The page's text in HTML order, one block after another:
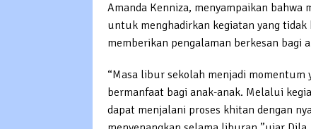
Amanda Kenniza, menyampaikan
untuk menghadirkan kegiatan yang
memberikan pengalaman berkesan bagi
“Masa libur sekolah menjadi
bermanfaat bagi anak-anak. Melalui
dapat menjalani proses khitan dengan